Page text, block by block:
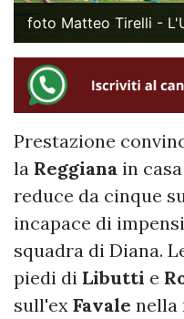
foto Matteo Tirelli -
Prestazione
la Reggiana in
reduce da cinque
incapace di
squadra di Diana.
piedi di Libutti e
sull'ex Favale nella